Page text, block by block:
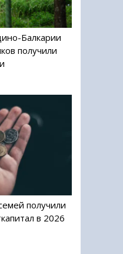
Балкарии
получили
получили
в 2026